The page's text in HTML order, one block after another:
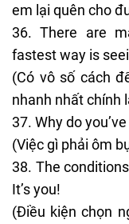
em lại quên cho
There are
fastest way is
(Có vô số cách
nhanh nhất chính
Why do
(Việc gì phải ôm
The
It’s you!
(Điều kiện chọn